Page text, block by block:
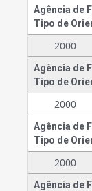
Agência de
Tipo de
2000
Agência de
Tipo de
2000
Agência de
Tipo de
2000
Agência de